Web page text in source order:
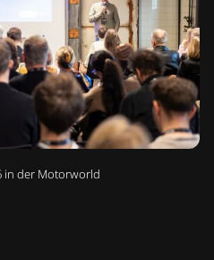
in der Motorworld